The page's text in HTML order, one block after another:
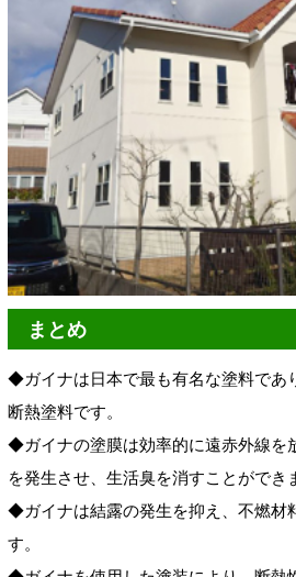
まとめ
◆ガイナは日本で最も有名な塗料であ
断熱塗料です。
◆ガイナの塗膜は効率的に遠赤外線を
を発生させ、生活臭を消すことができ
◆ガイナは結露の発生を抑え、不燃材
す。